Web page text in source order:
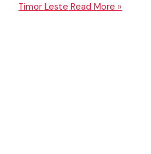
Timor Leste Read More »